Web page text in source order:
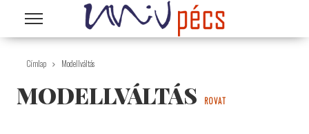
Ugrás a tartalomra
Címlap Modellváltás
MODELLVÁLTÁS ROVAT